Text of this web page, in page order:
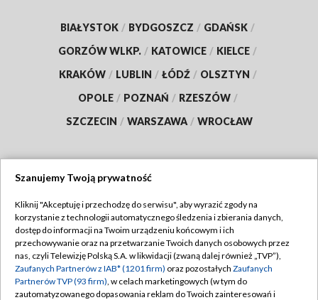
BIAŁYSTOK / BYDGOSZCZ / GDAŃSK /
GORZÓW WLKP. / KATOWICE / KIELCE /
KRAKÓW / LUBLIN / ŁÓDŹ / OLSZTYN /
OPOLE / POZNAŃ / RZESZÓW /
SZCZECIN / WARSZAWA / WROCŁAW
TVP
Abonament TVP
Emisja w TVP
Centrum informacji TVP
Regulamin TVP
Polityka prywatności
Moje zgody
Szanujemy Twoją prywatność
Kliknij "Akceptuję i przechodzę do serwisu", aby wyrazić zgody na
korzystanie z technologii automatycznego śledzenia i zbierania danych,
dostęp do informacji na Twoim urządzeniu końcowym i ich
przechowywanie oraz na przetwarzanie Twoich danych osobowych przez
nas, czyli Telewizję Polską S.A. w likwidacji (zwaną dalej również „TVP”),
Zaufanych Partnerów z IAB* (1201 firm) oraz pozostałych Zaufanych
Partnerów TVP (93 firm), w celach marketingowych (w tym do
zautomatyzowanego dopasowania reklam do Twoich zainteresowań i